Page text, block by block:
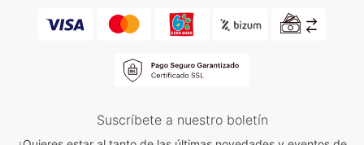
Suscríbete a nuestro boletín